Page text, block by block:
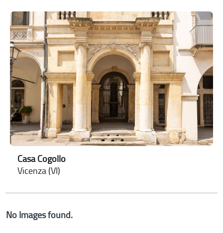
Casa Cogollo
Vicenza (VI)
No Images found.